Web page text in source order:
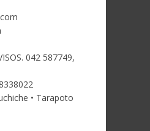
042 587749,
• Tarapoto